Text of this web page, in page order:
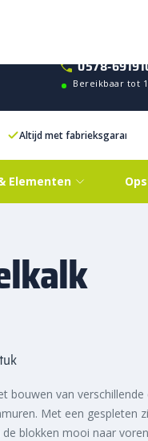
0578-
Bereikbaar tot
Altijd met fabrieksgarantie
Elementen
bouwen van
Met een gespleten
blokken mooi naar